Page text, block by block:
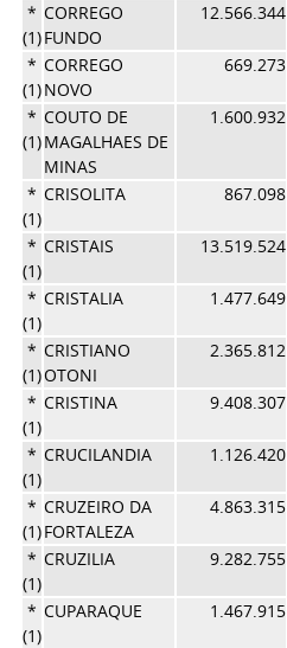
*
(1)
CORREGO
FUNDO
12.566.344
*
(1)
CORREGO
NOVO
669.273
*
(1)
COUTO DE
MAGALHAES DE
MINAS
1.600.932
*
(1)
CRISOLITA 867.098
*
(1)
CRISTAIS 13.519.524
*
(1)
CRISTALIA 1.477.649
*
(1)
CRISTIANO
OTONI
2.365.812
*
(1)
CRISTINA 9.408.307
*
(1)
CRUCILANDIA 1.126.420
*
(1)
CRUZEIRO DA
FORTALEZA
4.863.315
*
(1)
CRUZILIA 9.282.755
*
(1)
CUPARAQUE 1.467.915